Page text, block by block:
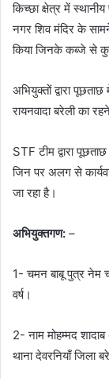
किच्छा क्षेत्र में
नगर शिव मंदिर के
किया जिनके कब्जे से
अभियुक्तों द्वारा
रायनवादा बरेली का
STF टीम द्वारा
जिन पर अलग से
जा रहा है।
अभियुक्तगण: –
1- चमन बाबू पुत्र नेम
वर्ष।
2- नाम मोहम्मद शादाब
थाना देवरनियाँ जिला